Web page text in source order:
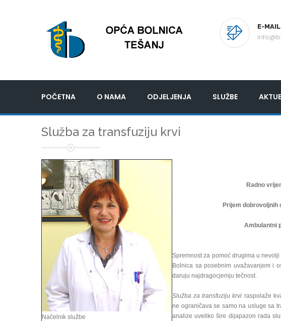
E-MAIL
POČETNA O NAMA ODJELJENJA SLUŽBE
Služba za transfuziju krvi
Načelnik službe
Radno
Prijem dobrovoljnih
Ambulantni
Spremnost za pomoć drugima u
Bolnica sa posebnim uvažavanjem i
daruju najdragocjeniju tečnost.
Služba za transfuziju krvi raspolaže
ne ograničava se samo na usluge sa
analize uveliko šire dijapazon rada